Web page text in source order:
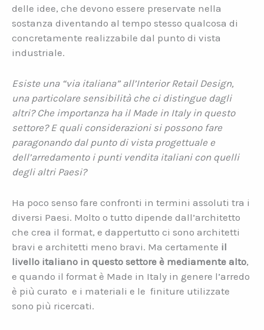
delle idee, che devono essere preservate nella
sostanza diventando al tempo stesso qualcosa di
concretamente realizzabile dal punto di vista
industriale.
Esiste una “via italiana” all’Interior Retail Design,
una particolare sensibilità che ci distingue dagli
altri? Che importanza ha il Made in Italy in questo
settore? E quali considerazioni si possono fare
paragonando dal punto di vista progettuale e
dell’arredamento i punti vendita italiani con quelli
degli altri Paesi?
Ha poco senso fare confronti in termini assoluti tra i
diversi Paesi. Molto o tutto dipende dall’architetto
che crea il format, e dappertutto ci sono architetti
bravi e architetti meno bravi. Ma certamente il
livello italiano in questo settore è mediamente alto,
e quando il format è Made in Italy in genere l’arredo
è più curato e i materiali e le finiture utilizzate
sono più ricercati.